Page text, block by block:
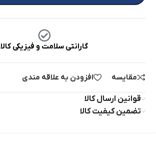
گارانتی سلامت و فیزیکی کالا
مقایسه افزودن به علاقه مندی
قوانین ارسال کالا
تضمین کیفیت کالا